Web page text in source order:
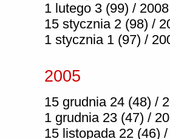
1 lutego 3 (99) / 2008
15 stycznia 2 (98) /
1 stycznia 1 (97) /
2005
15 grudnia 24 (48) /
1 grudnia 23 (47) /
15 listopada 22 (46) /